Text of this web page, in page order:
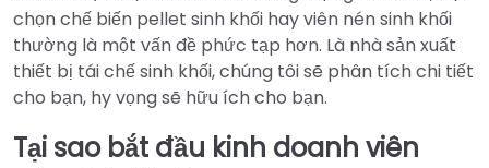
chọn chế biến pellet sinh khối hay viên nén sinh khối
thường là một vấn đề phức tạp hơn. Là nhà sản xuất
thiết bị tái chế sinh khối, chúng tôi sẽ phân tích chi tiết
cho bạn, hy vọng sẽ hữu ích cho bạn.
Tại sao bắt đầu kinh doanh viên